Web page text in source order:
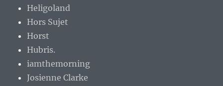
Heligoland
Hors Sujet
Horst
Hubris.
iamthemorning
Josienne Clarke